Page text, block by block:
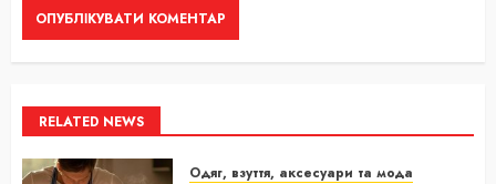
RELATED NEWS
Одяг, взуття, аксесуари та мода